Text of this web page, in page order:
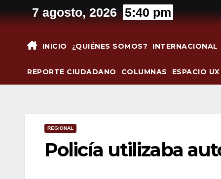
al
7 agosto, 2026 5:40 pm
INICIO ¿QUIÉNES SOMOS? INTERNACIONAL
REPORTE CIUDADANO COLUMNAS ESPACIO UX
REGIONAL
Policía utilizaba